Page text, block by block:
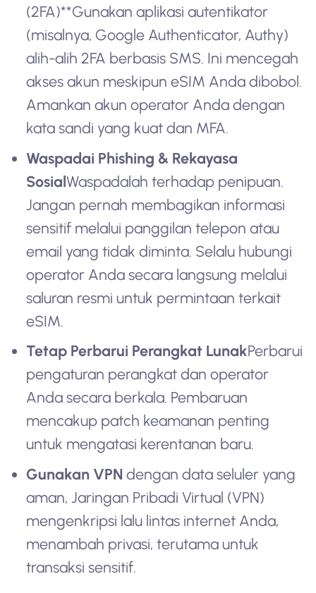
(2FA)**Gunakan aplikasi autentikator
(misalnya, Google Authenticator, Authy)
alih-alih 2FA berbasis SMS. Ini mencegah
akses akun meskipun eSIM Anda dibobol.
Amankan akun operator Anda dengan
kata sandi yang kuat dan MFA.
Waspadai Phishing & Rekayasa
SosialWaspadalah terhadap penipuan.
Jangan pernah membagikan informasi
sensitif melalui panggilan telepon atau
email yang tidak diminta. Selalu hubungi
operator Anda secara langsung melalui
saluran resmi untuk permintaan terkait
eSIM.
Tetap Perbarui Perangkat LunakPerbarui
pengaturan perangkat dan operator
Anda secara berkala. Pembaruan
mencakup patch keamanan penting
untuk mengatasi kerentanan baru.
Gunakan VPN dengan data seluler yang
aman, Jaringan Pribadi Virtual (VPN)
mengenkripsi lalu lintas internet Anda,
menambah privasi, terutama untuk
transaksi sensitif.